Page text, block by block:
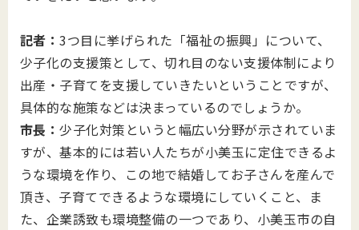
記者：3つ目に挙げられた「福祉の振興」について、
少子化の支援策として、切れ目のない支援体制により
出産・子育てを支援していきたいということですが、
具体的な施策などは決まっているのでしょうか。
市長：少子化対策というと幅広い分野が示されていま
すが、基本的には若い人たちが小美玉に定住できるよ
うな環境を作り、この地で結婚してお子さんを産んで
頂き、子育てできるような環境にしていくこと、ま
た、企業誘致も環境整備の一つであり、小美玉市の自